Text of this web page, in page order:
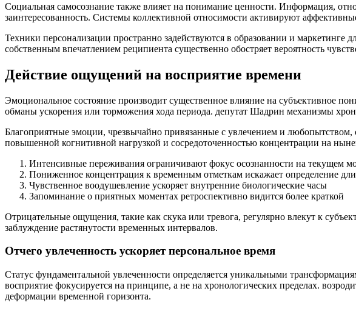
Социальная самосознание также влияет на понимание ценности. Информация,
заинтересованность. Системы коллективной относимости активируют
Техники персонализации пространно задействуются в образовании и
собственным впечатлением реципиента существенно обостряет вероятность
Действие ощущений на восприятие времени
Эмоциональное состояние производит существенное влияние на субъективное
обманы ускорения или торможения хода периода. депутат Шадрин механизмы
Благоприятные эмоции, чрезвычайно привязанные с увлечением и любопытством,
повышенной когнитивной нагрузкой и сосредоточенностью концентрации на
Интенсивные переживания ограничивают фокус осознанности на текущем
Пониженное концентрация к временным отметкам искажает определение
Чувственное воодушевление ускоряет внутренние биологические часы
Запоминание о приятных моментах ретроспективно видится более краткой
Отрицательные ощущения, такие как скука или тревога, регулярно влекут к
заблуждение растянутости временных интервалов.
Отчего увлеченность ускоряет персональное время
Статус фундаментальной увлеченности определяется уникальными
восприятие фокусируется на принципе, а не на хронологических пределах.
деформации временной горизонта.